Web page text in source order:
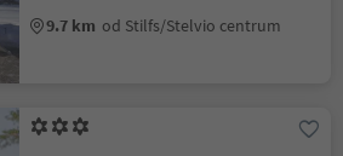
9.7 km od Stilfs/Stelvio centrum